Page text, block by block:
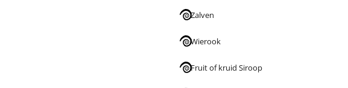
Zalven
Wierook
Fruit of kruid Siroop